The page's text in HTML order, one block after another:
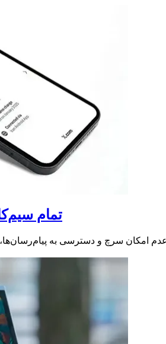
تمام
امکان سرچ و دسترسی به